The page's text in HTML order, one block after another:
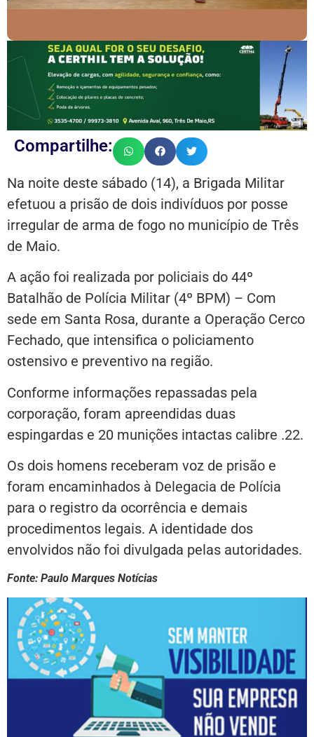
Compartilhe:
Na noite deste sábado (14), a Brigada Militar
efetuou a prisão de dois indivíduos por posse
irregular de arma de fogo no município de Três
de Maio.
A ação foi realizada por policiais do 44º
Batalhão de Polícia Militar (4º BPM) – Com
sede em Santa Rosa, durante a Operação Cerco
Fechado, que intensifica o policiamento
ostensivo e preventivo na região.
Conforme informações repassadas pela
corporação, foram apreendidas duas
espingardas e 20 munições intactas calibre .22.
Os dois homens receberam voz de prisão e
foram encaminhados à Delegacia de Polícia
para o registro da ocorrência e demais
procedimentos legais. A identidade dos
envolvidos não foi divulgada pelas autoridades.
Fonte: Paulo Marques Notícias